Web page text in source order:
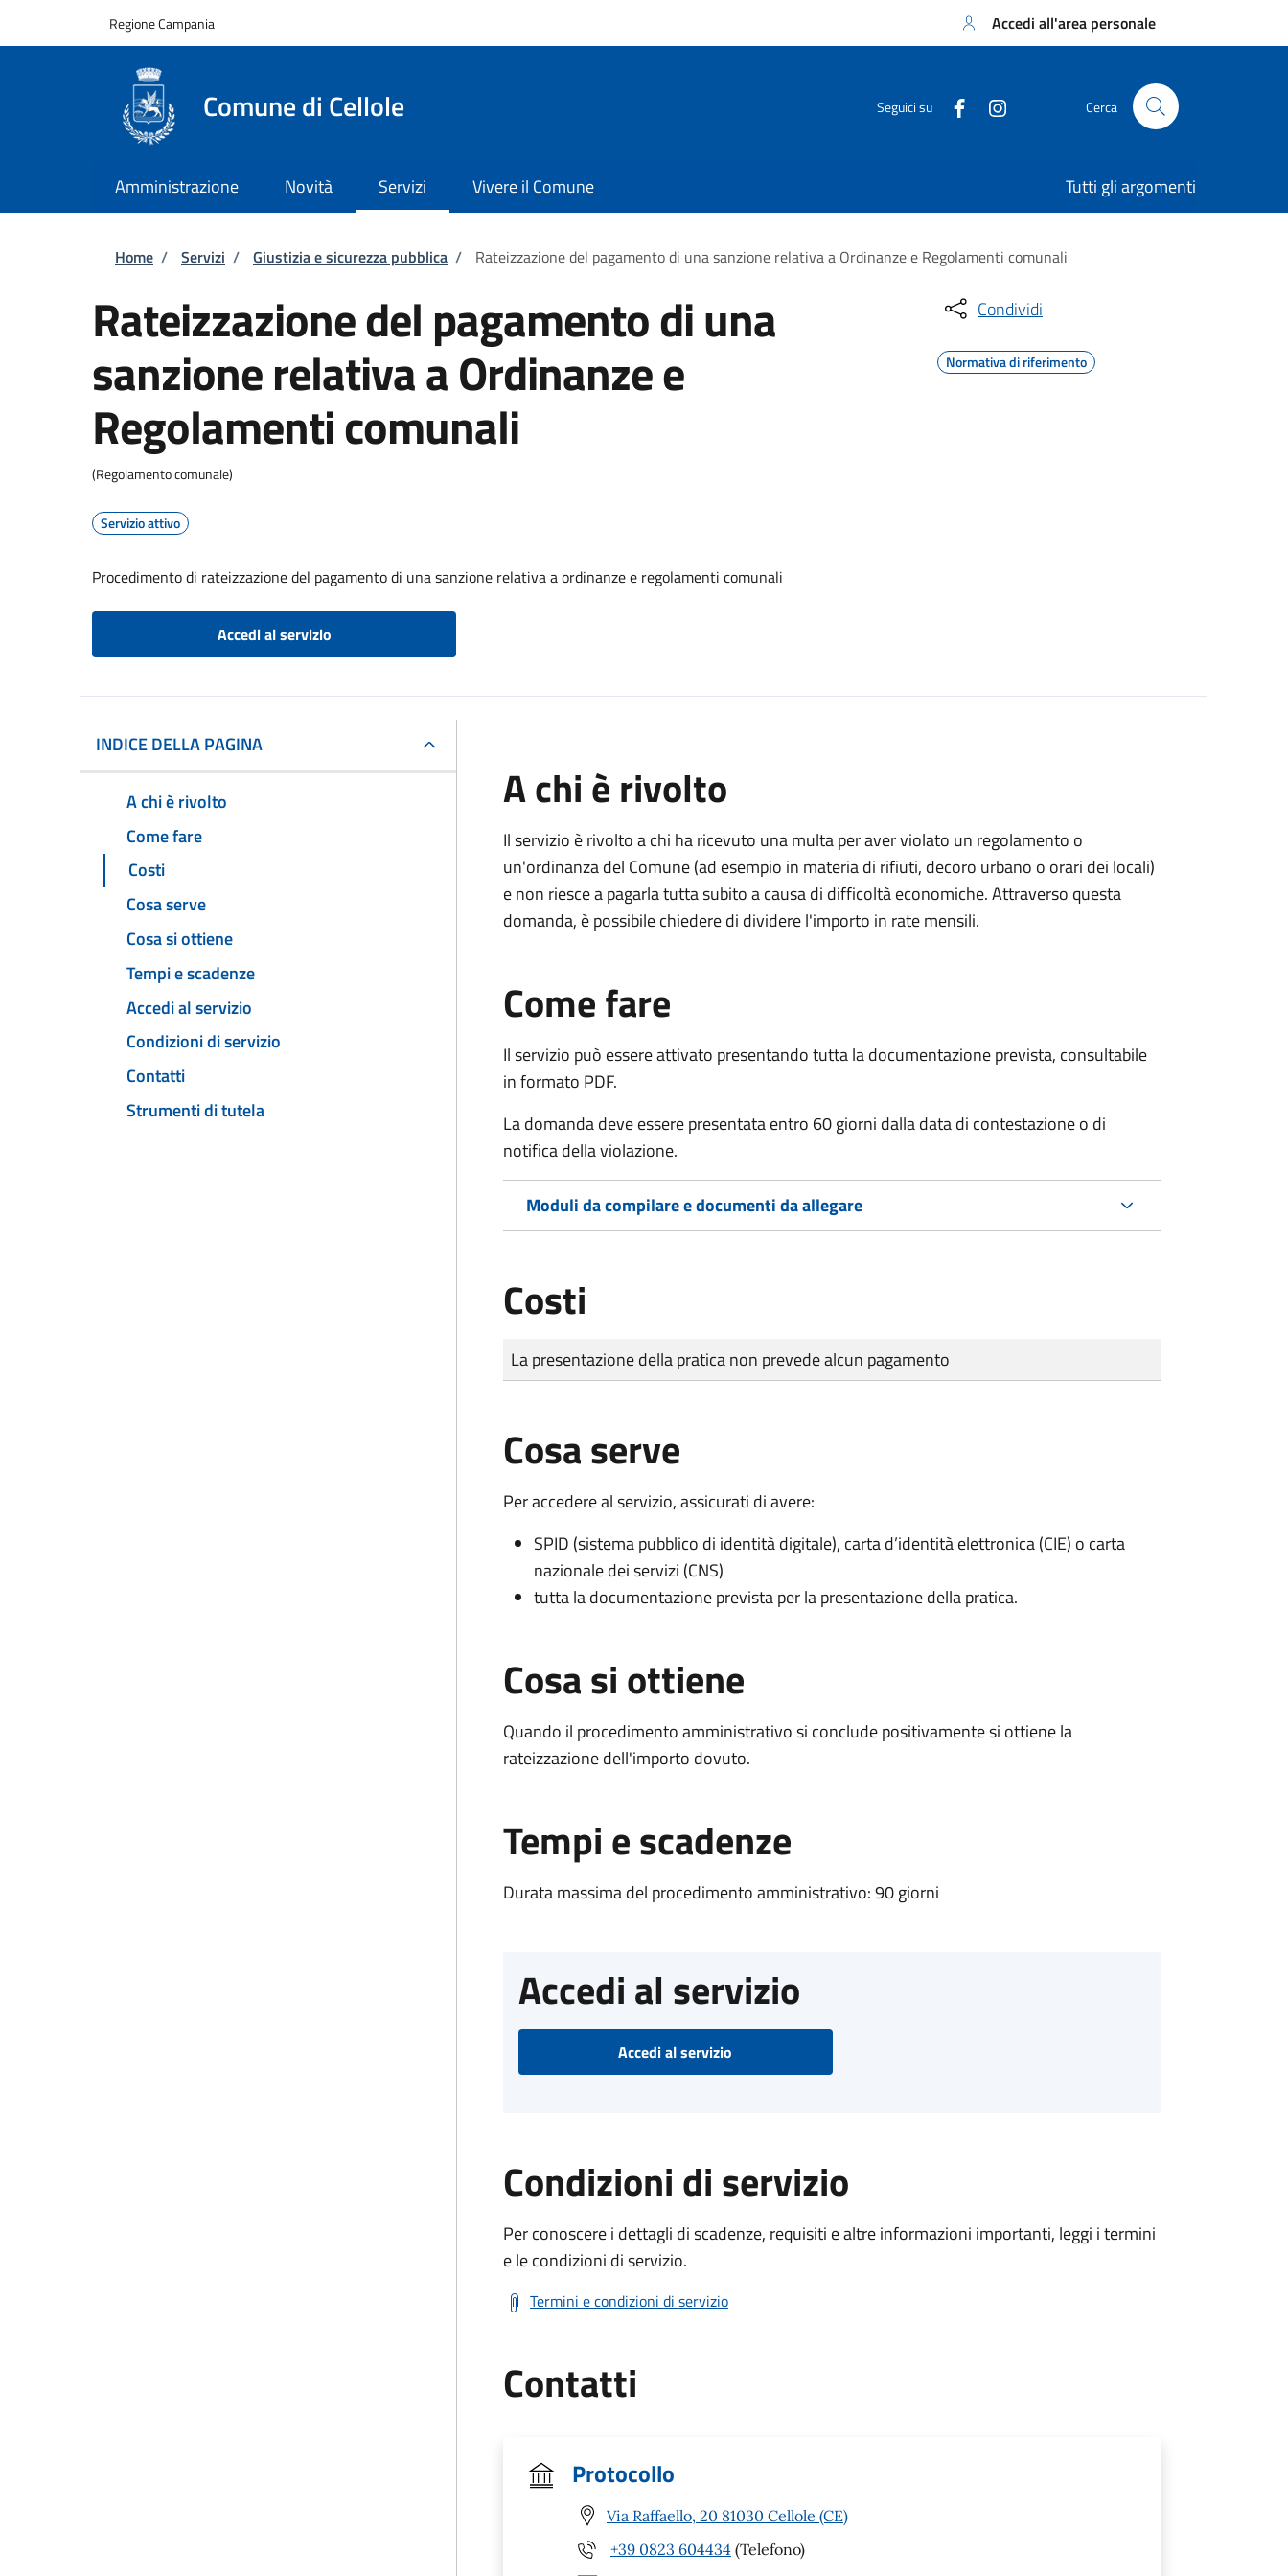
Regione Campania Accedi all'area personale
Comune di Cellole Seguici su Cerca
Amministrazione Novità Servizi Vivere il Comune Tutti gli argomenti
Briciole di pane
Home / Servizi / Giustizia e sicurezza pubblica / Rateizzazione del pagamento di una sanzione relativa a Ordinanze e Regolamenti comunali
Rateizzazione del pagamento di una
sanzione relativa a Ordinanze e
Regolamenti comunali
(Regolamento comunale)
Servizio attivo
Procedimento di rateizzazione del pagamento di una sanzione relativa a ordinanze e regolamenti comunali
Accedi al servizio
Condividi
Normativa di riferimento
INDICE DELLA PAGINA
A chi è rivolto
Come fare
Costi
Cosa serve
Cosa si ottiene
Tempi e scadenze
Accedi al servizio
Condizioni di servizio
Contatti
Strumenti di tutela
A chi è rivolto
Il servizio è rivolto a chi ha ricevuto una multa per aver violato un regolamento o
un'ordinanza del Comune (ad esempio in materia di rifiuti, decoro urbano o orari dei locali)
e non riesce a pagarla tutta subito a causa di difficoltà economiche. Attraverso questa
domanda, è possibile chiedere di dividere l'importo in rate mensili.
Come fare
Il servizio può essere attivato presentando tutta la documentazione prevista, consultabile
in formato PDF.
La domanda deve essere presentata entro 60 giorni dalla data di contestazione o di
notifica della violazione.
Moduli da compilare e documenti da allegare
Costi
Tipo di pagamento
Importo
La presentazione della pratica non prevede alcun pagamento
Cosa serve
Per accedere al servizio, assicurati di avere:
SPID (sistema pubblico di identità digitale), carta d’identità elettronica (CIE) o carta
nazionale dei servizi (CNS)
tutta la documentazione prevista per la presentazione della pratica.
Cosa si ottiene
Quando il procedimento amministrativo si conclude positivamente si ottiene la
rateizzazione dell'importo dovuto.
Tempi e scadenze
Durata massima del procedimento amministrativo: 90 giorni
Accedi al servizio
Accedi al servizio
Condizioni di servizio
Per conoscere i dettagli di scadenze, requisiti e altre informazioni importanti, leggi i termini
e le condizioni di servizio.
Termini e condizioni di servizio
Contatti
Protocollo
Via Raffaello, 20 81030 Cellole (CE)
+39 0823 604434 (Telefono)